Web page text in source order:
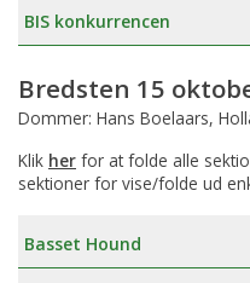
BIS konkurrencen
Bredsten 15
Dommer: Hans Boelaars,
Klik her for at folde alle
sektioner for vise/folde ud
Basset Hound